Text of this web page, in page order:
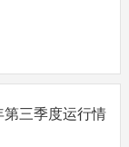
三季度运行情